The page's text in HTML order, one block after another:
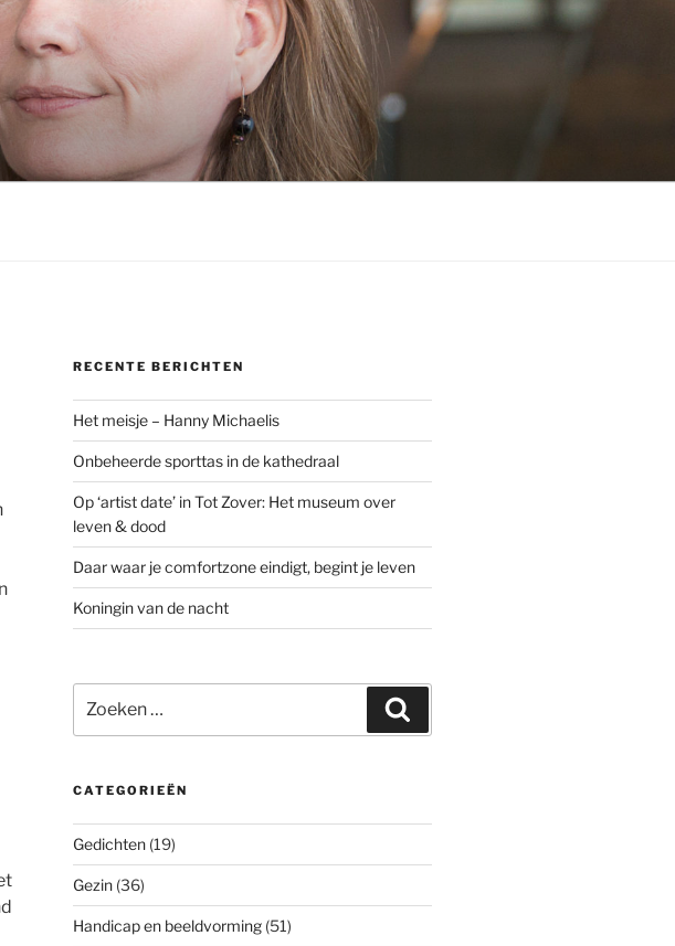
RECENTE BERICHTEN
Het meisje – Hanny Michaelis
Onbeheerde sporttas in de kathedraal
Op ‘artist date’ in Tot Zover: Het museum over
leven & dood
Daar waar je comfortzone eindigt, begint je leven
Koningin van de nacht
naar:
CATEGORIEËN
Gedichten(19)
Gezin(36)
Handicap en beeldvorming(51)